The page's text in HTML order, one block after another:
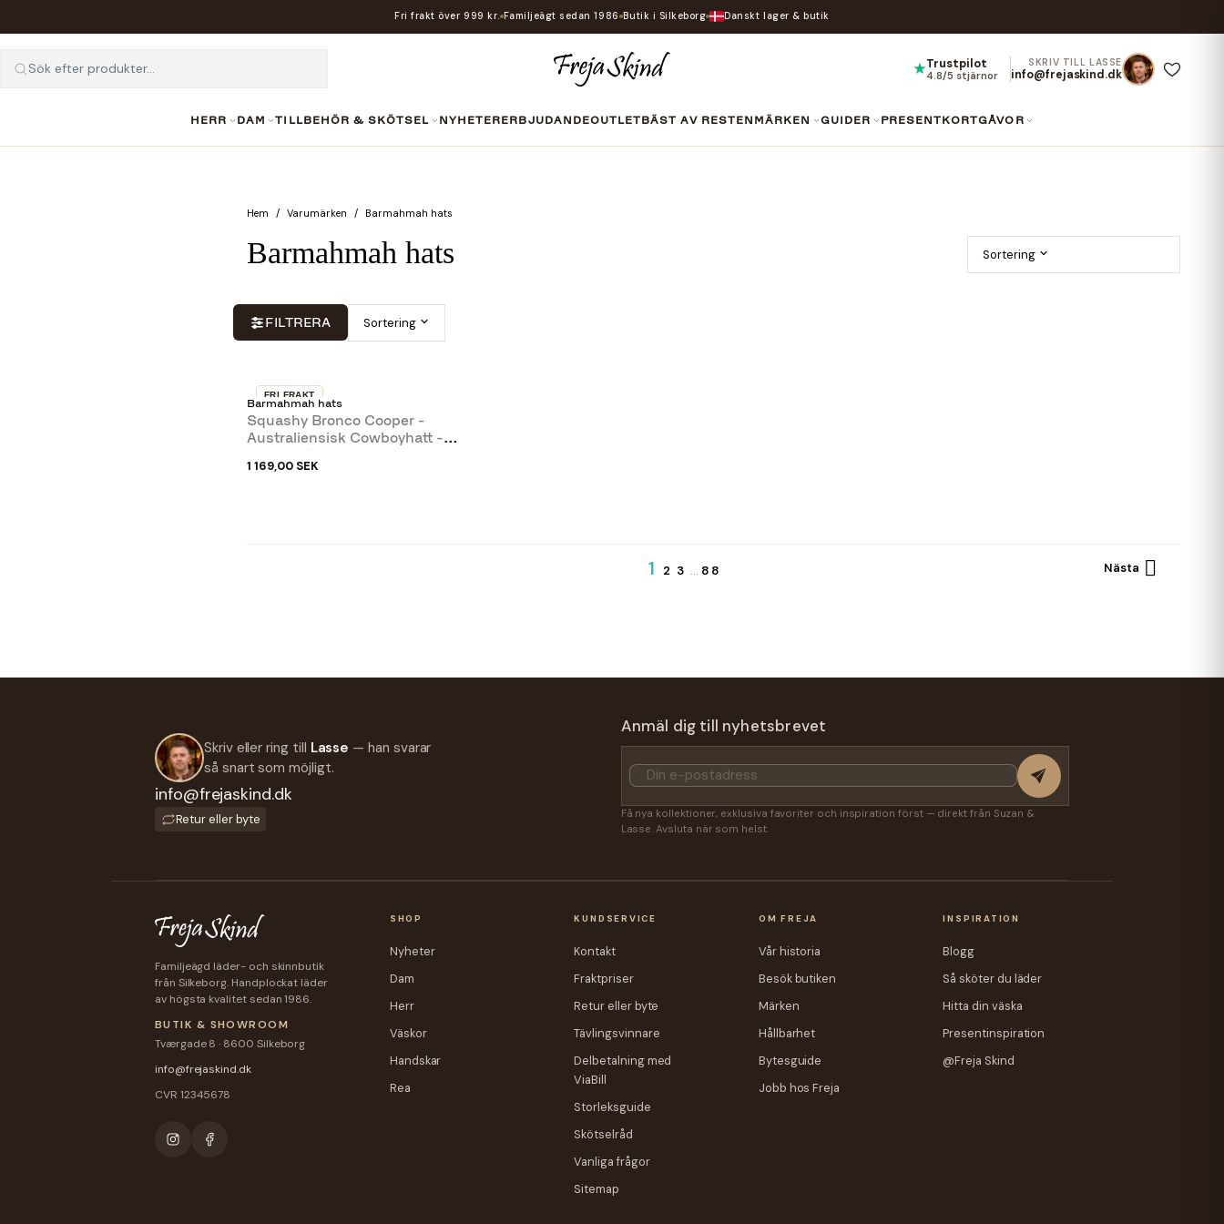
Fri frakt över 999 kr. Familjeägt sedan 1986 Butik i Silkeborg Danskt lager & butik
Sök efter produkter... ★Trustpilot
4.8/5 stjärnor
SKRIV TILL LASSE
info@frejaskind.dk
HERR DAM TILLBEHÖR & SKÖTSEL NYHETER ERBJUDANDE OUTLET BÄST AV RESTEN MÄRKEN GUIDER PRESENTKORT GÅVOR
Hem Varumärken Barmahmah hats
Barmahmah hats Sortering
FILTRERA Sortering
Barmahmah hats
Squashy Bronco Cooper -
Australiensisk Cowboyhatt -
1 169,00 SEK
FRI FRAKT
1 2 3 … 88 Nästa 
Skriv eller ring till Lasse — han svarar
så snart som möjligt.
info@frejaskind.dk
Retur eller byte
Anmäl dig till nyhetsbrevet
Få nya kollektioner, exklusiva favoriter och inspiration först — direkt från Suzan &
Lasse. Avsluta när som helst.
Familjeägd läder- och skinnbutik
från Silkeborg. Handplockat läder
av högsta kvalitet sedan 1986.
BUTIK & SHOWROOM
Tværgade 8 · 8600 Silkeborg
info@frejaskind.dk
CVR 12345678
SHOP
Nyheter
Dam
Herr
Väskor
Handskar
Rea
KUNDSERVICE
Kontakt
Fraktpriser
Retur eller byte
Tävlingsvinnare
Delbetalning med
ViaBill
Storleksguide
Skötselråd
Vanliga frågor
Sitemap
OM FREJA
Vår historia
Besök butiken
Märken
Hållbarhet
Bytesguide
Jobb hos Freja
INSPIRATION
Blogg
Så sköter du läder
Hitta din väska
Presentinspiration
@Freja Skind